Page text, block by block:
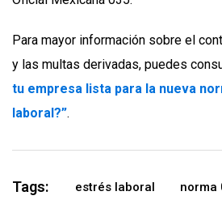
Para mayor información sobre el
y las multas derivadas, puedes
tu empresa lista para la nueva
laboral?”.
Tags: estrés laboral norma